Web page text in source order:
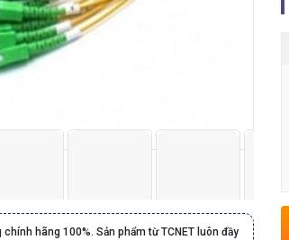
hãng 100%. Sản phẩm từ TCNET luôn đầy